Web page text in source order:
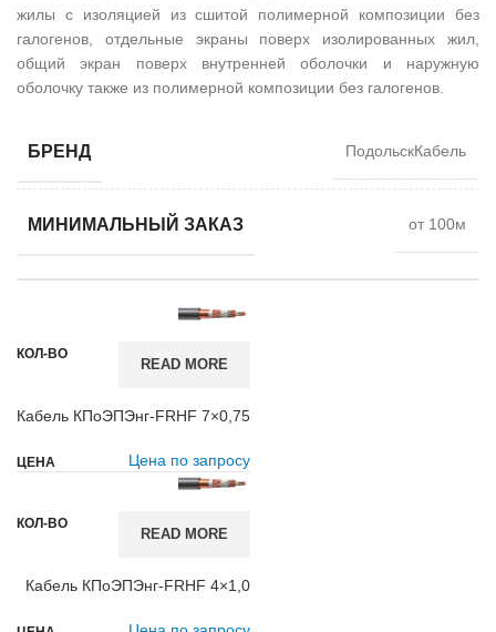
жилы с изоляцией из сшитой полимерной композиции без
галогенов, отдельные экраны поверх изолированных жил,
общий экран поверх внутренней оболочки и наружную
оболочку также из полимерной композиции без галогенов.
БРЕНД ПодольскКабель
МИНИМАЛЬНЫЙ ЗАКАЗ от 100м
READ MORE
Кабель КПоЭПЭнг-FRHF 7×0,75
Цена по запросу
READ MORE
Кабель КПоЭПЭнг-FRHF 4×1,0